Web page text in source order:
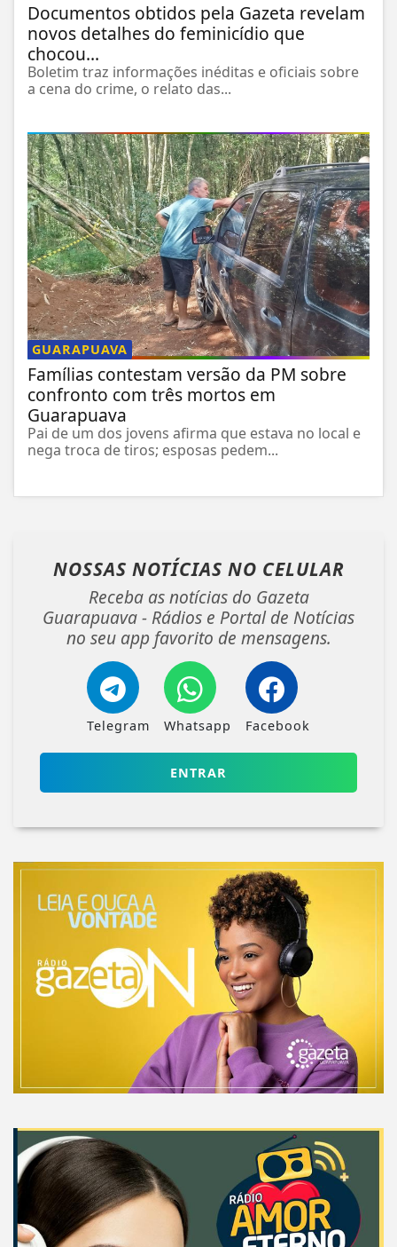
Documentos obtidos pela Gazeta revelam
novos detalhes do feminicídio que
chocou...
Boletim traz informações inéditas e oficiais sobre
a cena do crime, o relato das...
GUARAPUAVA
Famílias contestam versão da PM sobre
confronto com três mortos em
Guarapuava
Pai de um dos jovens afirma que estava no local e
nega troca de tiros; esposas pedem...
NOSSAS NOTÍCIAS NO CELULAR
Receba as notícias do Gazeta
Guarapuava - Rádios e Portal de Notícias
no seu app favorito de mensagens.
Telegram Whatsapp Facebook
ENTRAR